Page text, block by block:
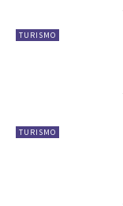
TURISMO
TURISMO